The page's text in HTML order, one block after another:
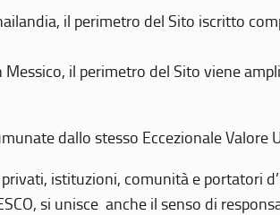
il perimetro del Sito iscritto
il perimetro del Sito viene
dallo stesso Eccezionale Valore
istituzioni, comunità e portatori
si unisce anche il senso di